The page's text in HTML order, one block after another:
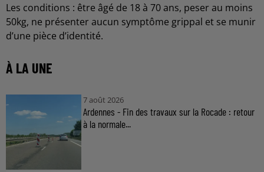
Les conditions : être âgé de 18 à 70 ans, peser au moins
50kg, ne présenter aucun symptôme grippal et se munir
d’une pièce d’identité.
À LA UNE
7 août 2026
Ardennes - Fin des travaux sur la Rocade : retour
à la normale...